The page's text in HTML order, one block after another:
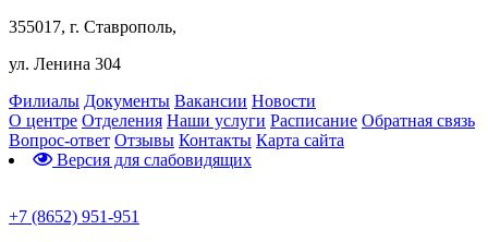
355017, г. Ставрополь,
ул. Ленина 304
Филиалы Документы Вакансии Новости
О центре Отделения Наши услуги Расписание Обратная связь
Вопрос-ответ Отзывы Контакты Карта сайта
Версия для слабовидящих
+7 (8652) 951-951